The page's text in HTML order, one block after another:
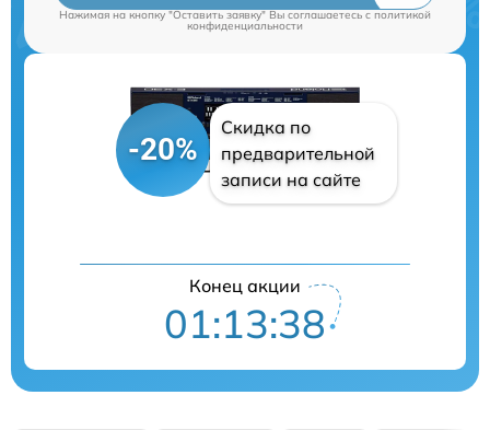
Нажимая на кнопку "Оставить заявку" Вы соглашаетесь cполитикой
конфиденциальности
-20%
Скидка по
предварительной
записи на сайте
Конец акции
01:13:37